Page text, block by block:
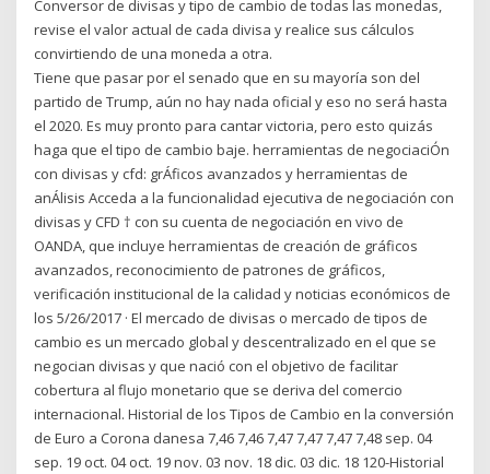
Conversor de divisas y tipo de cambio de todas las monedas,
revise el valor actual de cada divisa y realice sus cálculos
convirtiendo de una moneda a otra.
Tiene que pasar por el senado que en su mayoría son del
partido de Trump, aún no hay nada oficial y eso no será hasta
el 2020. Es muy pronto para cantar victoria, pero esto quizás
haga que el tipo de cambio baje. herramientas de negociaciÓn
con divisas y cfd: grÁficos avanzados y herramientas de
anÁlisis Acceda a la funcionalidad ejecutiva de negociación con
divisas y CFD † con su cuenta de negociación en vivo de
OANDA, que incluye herramientas de creación de gráficos
avanzados, reconocimiento de patrones de gráficos,
verificación institucional de la calidad y noticias económicos de
los 5/26/2017 · El mercado de divisas o mercado de tipos de
cambio es un mercado global y descentralizado en el que se
negocian divisas y que nació con el objetivo de facilitar
cobertura al flujo monetario que se deriva del comercio
internacional. Historial de los Tipos de Cambio en la conversión
de Euro a Corona danesa 7,46 7,46 7,47 7,47 7,47 7,48 sep. 04
sep. 19 oct. 04 oct. 19 nov. 03 nov. 18 dic. 03 dic. 18 120-Historial